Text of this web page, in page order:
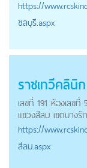
https://
ชลบุรี.aspx
ราชเทวีคลินิ
เลขที่ 191 ห้องเล
แขวงสีลม เขตบางรั
https://
สีลม.aspx